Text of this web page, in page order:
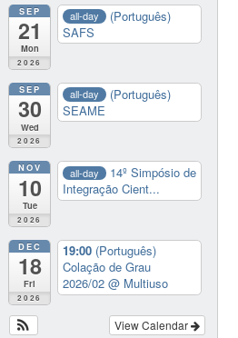
SEP
21
Mon
2026
all-day
(Português)
SAFS
SEP
30
Wed
2026
all-day
(Português)
SEAME
NOV
10
Tue
2026
all-day
14º Simpósio de
Integração Cient...
DEC
18
Fri
2026
19:00 (Português)
Colação de Grau
2026/02@ Multiuso
View Calendar